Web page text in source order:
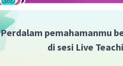
Perdalam pemahamanmu
di sesi Live